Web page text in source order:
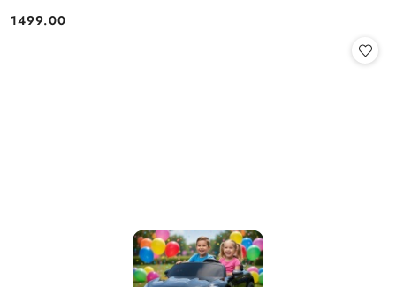
Cena:
1499.00